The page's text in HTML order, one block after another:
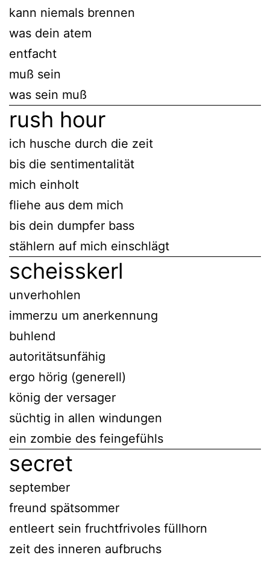
kann niemals brennen
was dein atem
entfacht
muß sein
was sein muß
rush hour
ich husche durch die zeit
bis die sentimentalität
mich einholt
fliehe aus dem mich
bis dein dumpfer bass
stählern auf mich einschlägt
scheisskerl
unverhohlen
immerzu um anerkennung
buhlend
autoritätsunfähig
ergo hörig (generell)
könig der versager
süchtig in allen windungen
ein zombie des feingefühls
secret
september
freund spätsommer
entleert sein fruchtfrivoles füllhorn
zeit des inneren aufbruchs